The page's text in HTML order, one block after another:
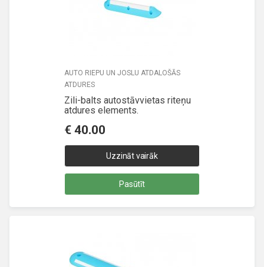
AUTO RIEPU UN JOSLU ATDALOŠĀS
ATDURES
Zili-balts autostāvvietas riteņu
atdures elements.
€ 40.00
Uzzināt vairāk
Pasūtīt